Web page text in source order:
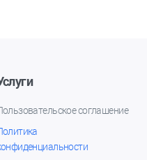
соглашение